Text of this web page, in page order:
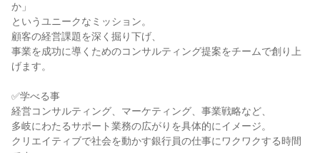
か」
というユニークなミッション。
顧客の経営課題を深く掘り下げ、
事業を成功に導くためのコンサルティング提案をチームで創り上
げます。
✅学べる事
経営コンサルティング、マーケティング、事業戦略など、
多岐にわたるサポート業務の広がりを具体的にイメージ。
クリエイティブで社会を動かす銀行員の仕事にワクワクする時間